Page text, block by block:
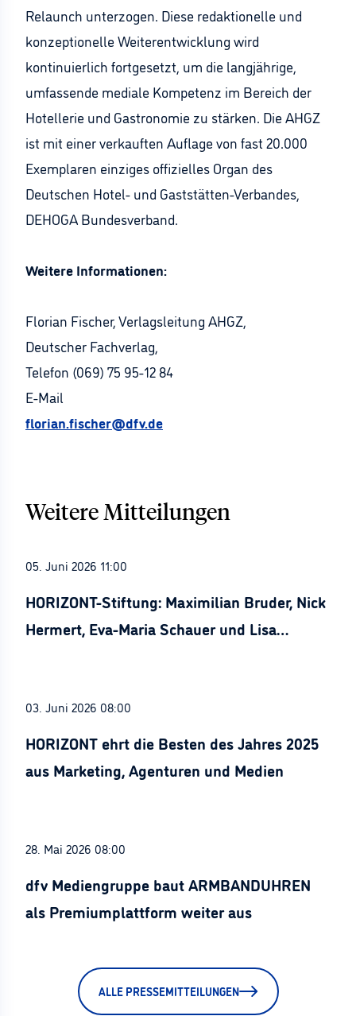
Relaunch unterzogen. Diese redaktionelle und
konzeptionelle Weiterentwicklung wird
kontinuierlich fortgesetzt, um die langjährige,
umfassende mediale Kompetenz im Bereich der
Hotellerie und Gastronomie zu stärken. Die AHGZ
ist mit einer verkauften Auflage von fast 20.000
Exemplaren einziges offizielles Organ des
Deutschen Hotel- und Gaststätten-Verbandes,
DEHOGA Bundesverband.
Weitere Informationen:
Florian Fischer, Verlagsleitung AHGZ,
Deutscher Fachverlag,
Telefon (069) 75 95-12 84
E-Mail
florian.fischer@dfv.de
Weitere Mitteilungen
05. Juni 2026 11:00
HORIZONT-Stiftung: Maximilian Bruder, Nick
Hermert, Eva-Maria Schauer und Lisa
03. Juni 2026 08:00
HORIZONT ehrt die Besten des Jahres 2025
aus Marketing, Agenturen und Medien
28. Mai 2026 08:00
dfv Mediengruppe baut ARMBANDUHREN
als Premiumplattform weiter aus
ALLE PRESSEMITTEILUNGEN